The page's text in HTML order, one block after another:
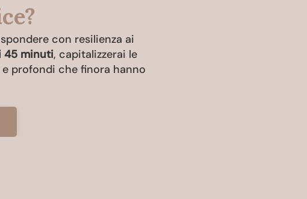
con resilienza ai
45 minuti, capitalizzerai le
profondi che finora hanno